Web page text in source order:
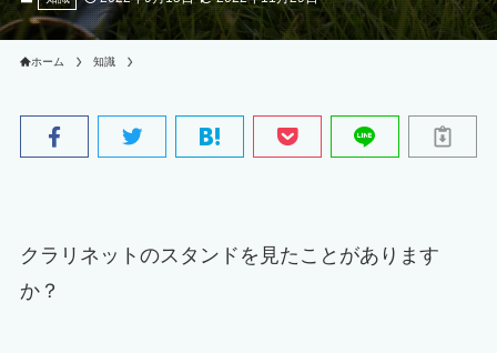
ホーム 知識
クラリネットのスタンドを見たことがあります
か？